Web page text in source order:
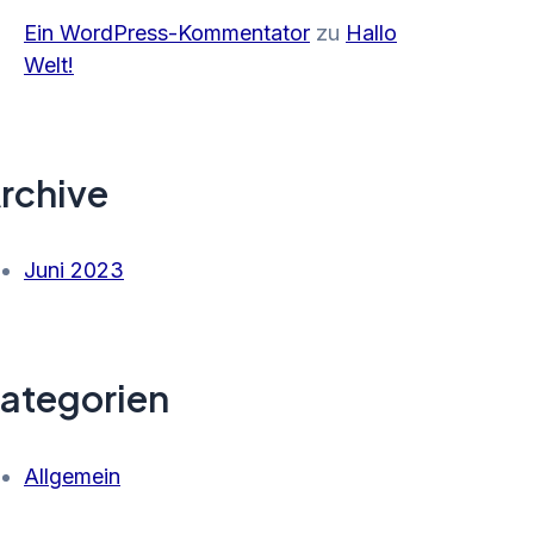
Ein WordPress-Kommentator zu Hallo
Welt!
Juni 2023
Allgemein